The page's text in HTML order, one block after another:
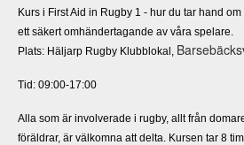
Kurs i First Aid in Rugby 1 - hur du tar hand
ett säkert omhändertagande av våra spelare.
Plats: Häljarp Rugby Klubblokal,
Tid: 09:00-17:00
Alla som är involverade i rugby, allt från
föräldrar, är välkomna att delta. Kursen tar 8